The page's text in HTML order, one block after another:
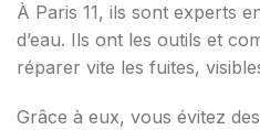
À Paris 11, ils sont experts
d’eau. Ils ont les outils et
réparer vite les fuites,
Grâce à eux, vous évitez